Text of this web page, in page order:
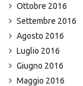
Ottobre 2016
Settembre 2016
Agosto 2016
Luglio 2016
Giugno 2016
Maggio 2016